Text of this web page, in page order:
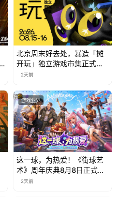
北京周末好去处，暴造「摊
开玩」独立游戏市集正式开
票！
2天前
游戏业界
这一球，为热爱！《街球艺
术》周年庆典8月8日正式上
线，多重福利与全新内容同
2天前